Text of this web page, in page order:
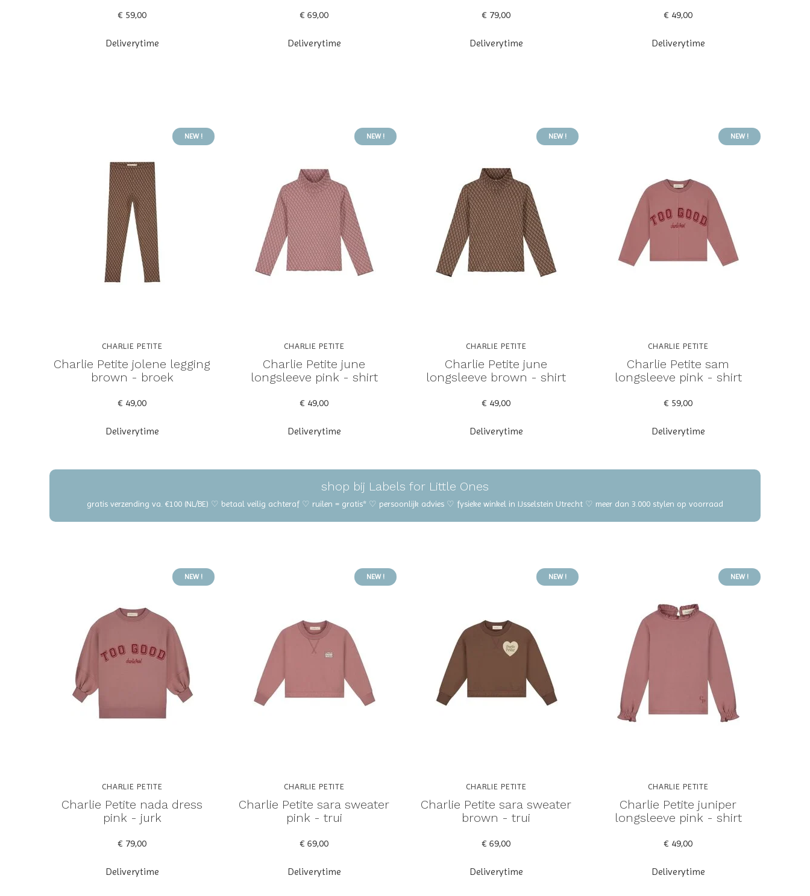
€ 59,00
Deliverytime
€ 69,00
Deliverytime
€ 79,00
Deliverytime
€ 49,00
Deliverytime
NEW !
CHARLIE PETITE
Charlie Petite jolene legging
brown - broek
€ 49,00
Deliverytime
NEW !
CHARLIE PETITE
Charlie Petite june
longsleeve pink - shirt
€ 49,00
Deliverytime
NEW !
CHARLIE PETITE
Charlie Petite june
longsleeve brown - shirt
€ 49,00
Deliverytime
NEW !
CHARLIE PETITE
Charlie Petite sam
longsleeve pink - shirt
€ 59,00
Deliverytime
shop bij Labels for Little Ones
gratis verzending va. €100 (NL/BE) ♡ betaal veilig achteraf ♡ ruilen = gratis* ♡ persoonlijk advies ♡ fysieke winkel in IJsselstein Utrecht ♡ meer dan 3.000 stylen op voorraad
NEW !
CHARLIE PETITE
Charlie Petite nada dress
pink - jurk
€ 79,00
Deliverytime
NEW !
CHARLIE PETITE
Charlie Petite sara sweater
pink - trui
€ 69,00
Deliverytime
NEW !
CHARLIE PETITE
Charlie Petite sara sweater
brown - trui
€ 69,00
Deliverytime
NEW !
CHARLIE PETITE
Charlie Petite juniper
longsleeve pink - shirt
€ 49,00
Deliverytime